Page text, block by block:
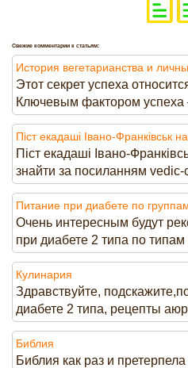
Свежие комментарии к статьям:
История вегетарианства и
Этот секрет успеха
Ключевым фактором успеха
Піст екадаші Івано-Франківськ
Піст екадаші Івано-
знайти за посиланням vedic-
Питание при диабете по
Очень интересным будут
при диабете 2 типа по типам
Кулинария
Здравствуйте,
диабете 2 типа, рецепты
Библия
Библия как раз и